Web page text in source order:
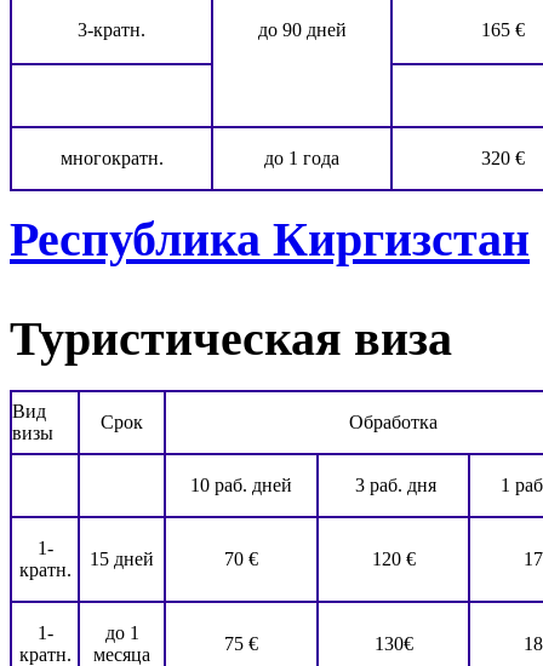
до 90 дней
3-кратн. 165 €
многократн. до 1 года 320 €
Республика Киргизстан
Туристическая виза
Вид
визы
Срок Обработка
10 раб. дней 3 раб. дня 1
1-
кратн.
15 дней 70 € 120 €
1-
кратн.
до 1
месяца
75 € 130€